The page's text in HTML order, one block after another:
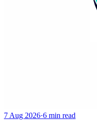
7 Aug 2026·6 min read